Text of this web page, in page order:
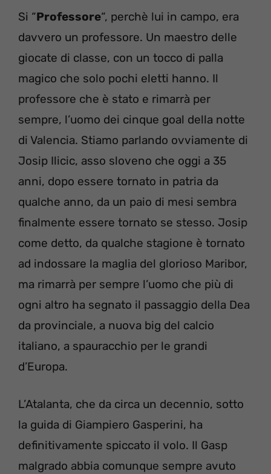
Si “Professore“, perchè lui in campo, era
davvero un professore. Un maestro delle
giocate di classe, con un tocco di palla
magico che solo pochi eletti hanno. Il
professore che è stato e rimarrà per
sempre, l’uomo dei cinque goal della notte
di Valencia. Stiamo parlando ovviamente di
Josip Ilicic, asso sloveno che oggi a 35
anni, dopo essere tornato in patria da
qualche anno, da un paio di mesi sembra
finalmente essere tornato se stesso. Josip
come detto, da qualche stagione è tornato
ad indossare la maglia del glorioso Maribor,
ma rimarrà per sempre l’uomo che più di
ogni altro ha segnato il passaggio della Dea
da provinciale, a nuova big del calcio
italiano, a spauracchio per le grandi
d’Europa.
L’Atalanta, che da circa un decennio, sotto
la guida di Giampiero Gasperini, ha
definitivamente spiccato il volo. Il Gasp
malgrado abbia comunque sempre avuto